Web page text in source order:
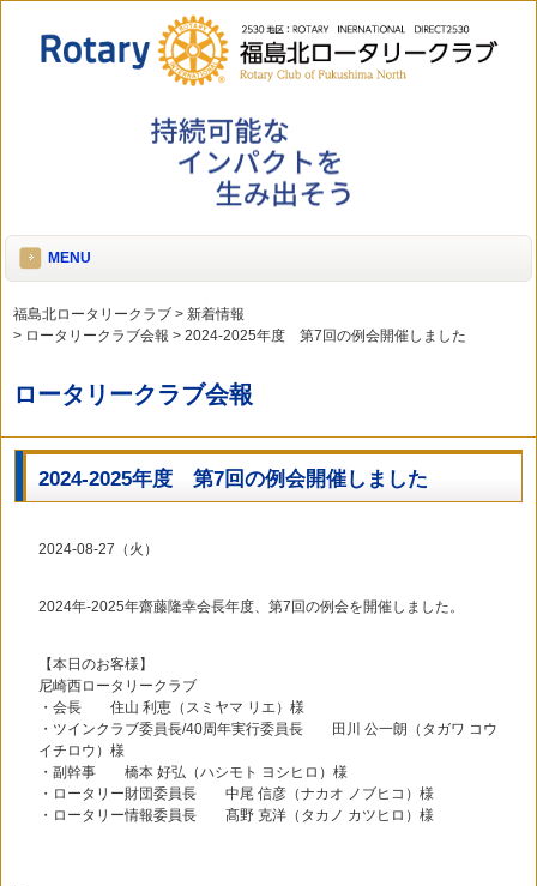
MENU
福島北ロータリークラブ > 新着情報
> ロータリークラブ会報 > 2024-2025年度 第7回の例会開催しました
ロータリークラブ会報
2024-2025年度 第7回の例会開催しました
2024-08-27（火）
2024年-2025年齋藤隆幸会長年度、第7回の例会を開催しました。
【本日のお客様】
尼崎西ロータリークラブ
・会長 住山 利恵（スミヤマ リエ）様
・ツインクラブ委員長/40周年実行委員長 田川 公一朗（タガワ コウ
イチロウ）様
・副幹事 橋本 好弘（ハシモト ヨシヒロ）様
・ロータリー財団委員長 中尾 信彦（ナカオ ノブヒコ）様
・ロータリー情報委員長 髙野 克洋（タカノ カツヒロ）様